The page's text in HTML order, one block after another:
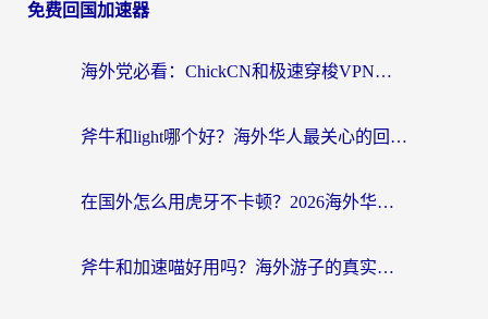
免费回国加速器
海外党必看：ChickCN和极速穿梭VPN好用吗？3招教你选对回国加速器无缝刷国内资源
斧牛和light哪个好？海外华人最关心的回国加速器选择难题，一篇讲透
在国外怎么用虎牙不卡顿？2026海外华人亲测有效的回国加速器选择指南
斧牛和加速喵好用吗？海外游子的真实选择困境